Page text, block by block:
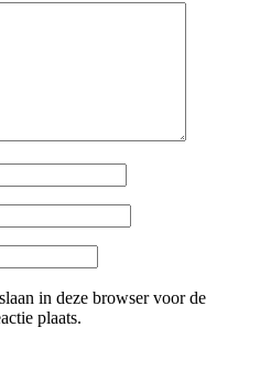
in deze browser voor de
plaats.